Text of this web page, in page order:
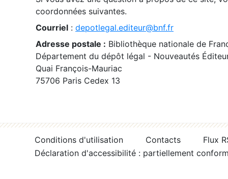
coordonnées suivantes.
Courriel : depotlegal.editeur@bnf.fr
Adresse postale : Bibliothèque nationale de
Département du dépôt légal - Nouveautés
Quai François-Mauriac
75706 Paris Cedex 13
Conditions d'utilisation Contacts
Flux
Déclaration d'accessibilité : partiellement